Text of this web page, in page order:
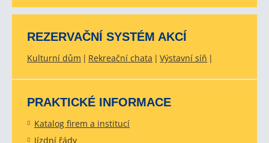
REZERVAČNÍ SYSTÉM AKCÍ
Kulturní dům Rekreační chata Výstavní síň
PRAKTICKÉ INFORMACE
Katalog firem a institucí
Jízdní řády